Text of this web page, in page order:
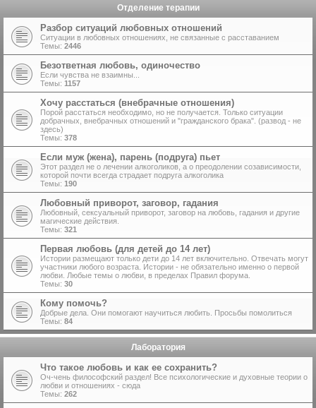
Отделение терапии
Разбор ситуаций любовных отношений
Ситуации в любовных отношениях, не связанные с расставанием
Темы: 2446
Безответная любовь, одиночество
Если чувства не взаимны...
Темы: 1157
Хочу расстаться (внебрачные отношения)
Порой расстаться необходимо, но не получается. Только ситуации
добрачных, внебрачных отношений и "гражданского брака". (развод - не
здесь)
Темы: 378
Если муж (жена), парень (подруга) пьет
Этот раздел не о лечении алкоголиков, а о преодолении созависимости,
которой почти всегда страдает подруга алкоголика
Темы: 190
Любовный приворот, заговор, гадания
Любовный, сексуальный приворот, заговор на любовь, гадания и другие
магические действия.
Темы: 321
Первая любовь (для детей до 14 лет)
Истории размещают только дети до 14 лет включительно. Отвечать могут
участники любого возраста. Истории - не обязательно именно о первой
любви. Любые темы о любви, в пределах Правил форума.
Темы: 30
Кому помочь?
Добрые дела. Они помогают научиться любить. Просьбы помолиться
Темы: 84
Лаборатория
Что такое любовь и как ее сохранить?
Оч-чень философский раздел! Все психологические и духовные теории о
любви и отношениях - сюда
Темы: 262